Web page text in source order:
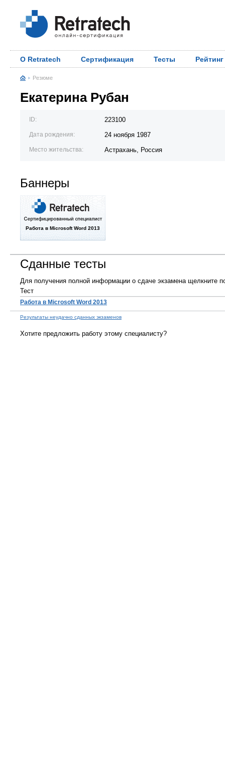
О Retratech Сертификация Тесты Рейтинг
Резюме
Екатерина Рубан
ID: 223100
Дата рождения: 24 ноября 1987
Место жительства: Астрахань, Россия
Баннеры
Работа в Microsoft Word 2013
Сданные тесты
Для получения полной информации о сдаче экзамена щелкните
Тест
Работа в Microsoft Word 2013
Результаты неудачно сданных экзаменов
Хотите предложить работу этому специалисту?